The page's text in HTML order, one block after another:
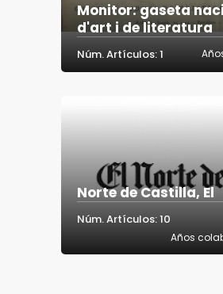
Monitor: gaseta
d'art i de literatura
Núm. Artículos: 1
Norte de Castilla, El
Núm. Artículos: 10
Años